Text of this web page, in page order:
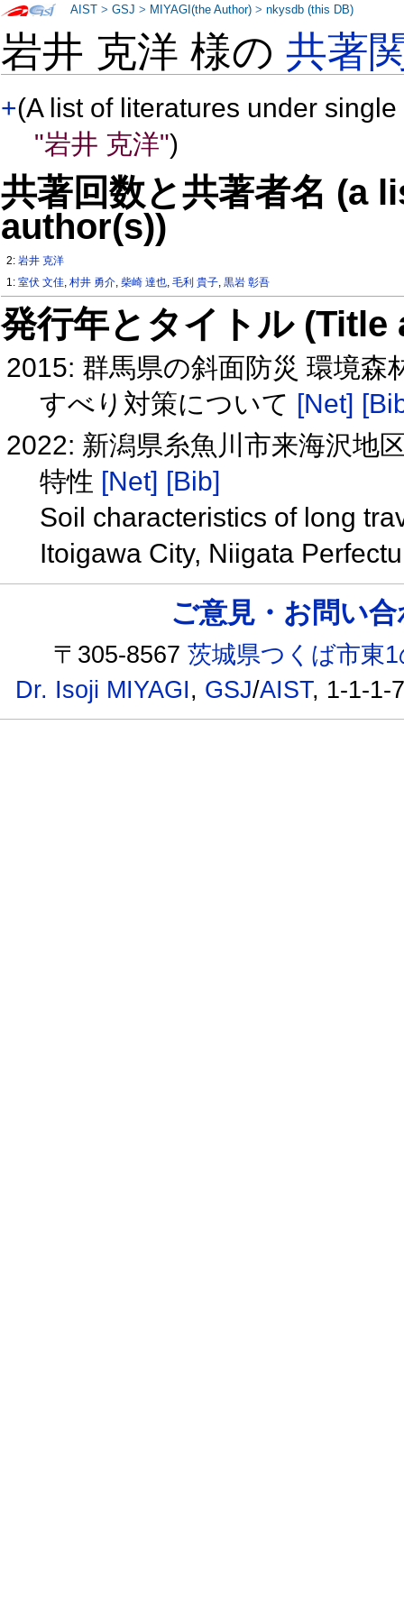
岩井 克洋 様の共著
+(A list of literatures under
"岩井 克洋")
共著回数と共著者名 (a
author(s))
2:岩井 克洋
1:室伏 文佳,村井 勇介,柴崎 達也,毛利 貴子,黒岩 彰吾
発行年とタイトル
2015: 群馬県の斜面防災 環境森
すべり対策について [Net]
2022: 新潟県糸魚川市来海沢地
特性 [Net] [Bib]
Soil characteristics of long
Itoigawa City, Niigata
AIST >GSJ > MIYAGI(the Author) >nkysdb (this DB)
ご意見・お問い
〒305-8567茨城県つくば市東
Dr. Isoji MIYAGI, GSJ/AIST, 1-1-1-